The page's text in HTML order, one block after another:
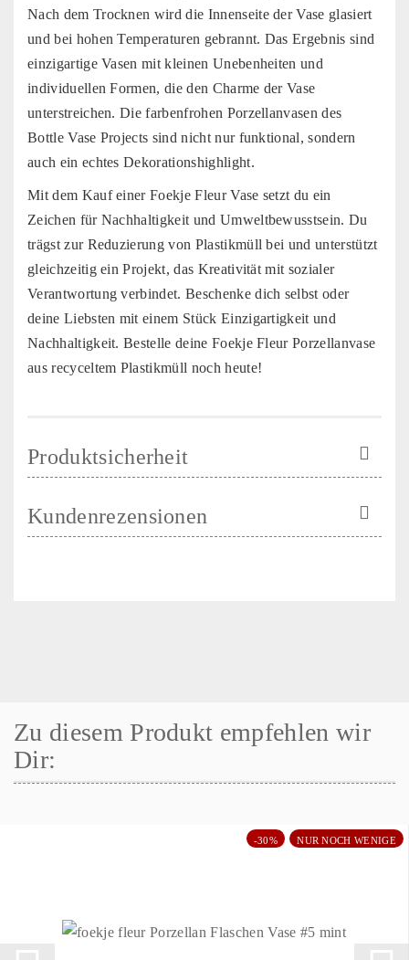
Nach dem Trocknen wird die Innenseite der Vase glasiert
und bei hohen Temperaturen gebrannt. Das Ergebnis sind
einzigartige Vasen mit kleinen Unebenheiten und
individuellen Formen, die den Charme der Vase
unterstreichen. Die farbenfrohen Porzellanvasen des
Bottle Vase Projects sind nicht nur funktional, sondern
auch ein echtes Dekorationshighlight.
Mit dem Kauf einer Foekje Fleur Vase setzt du ein
Zeichen für Nachhaltigkeit und Umweltbewusstsein. Du
trägst zur Reduzierung von Plastikmüll bei und unterstützt
gleichzeitig ein Projekt, das Kreativität mit sozialer
Verantwortung verbindet. Beschenke dich selbst oder
deine Liebsten mit einem Stück Einzigartigkeit und
Nachhaltigkeit. Bestelle deine Foekje Fleur Porzellanvase
aus recyceltem Plastikmüll noch heute!
Produktsicherheit
Kundenrezensionen
Zu diesem Produkt empfehlen wir
Dir:
-30% NUR NOCH WENIGE